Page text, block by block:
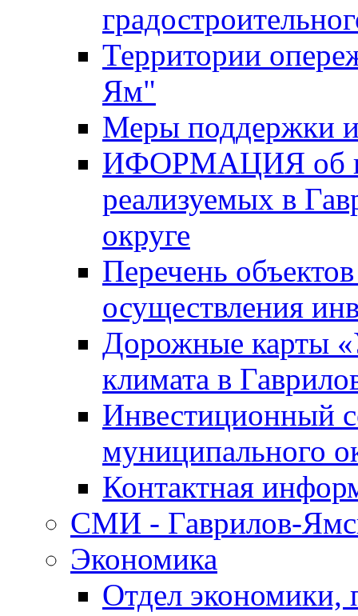
Территории
Ям"
Меры поддержки
ИФОРМАЦИЯ об
реализуемых в
округе
Перечень
осуществления
Дорожные карты
климата в
Инвестиционный
муниципального
Контактная
СМИ - Гаврилов-
Экономика
Отдел экономики,